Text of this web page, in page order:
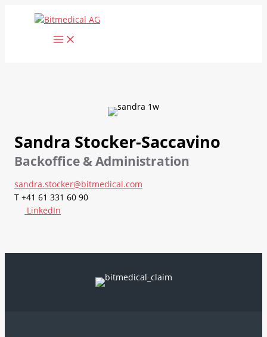
Sandra Stocker-Saccavino
Backoffice & Administration
sandra.stocker@bitmedical.com
T +41 61 331 60 90
LinkedIn